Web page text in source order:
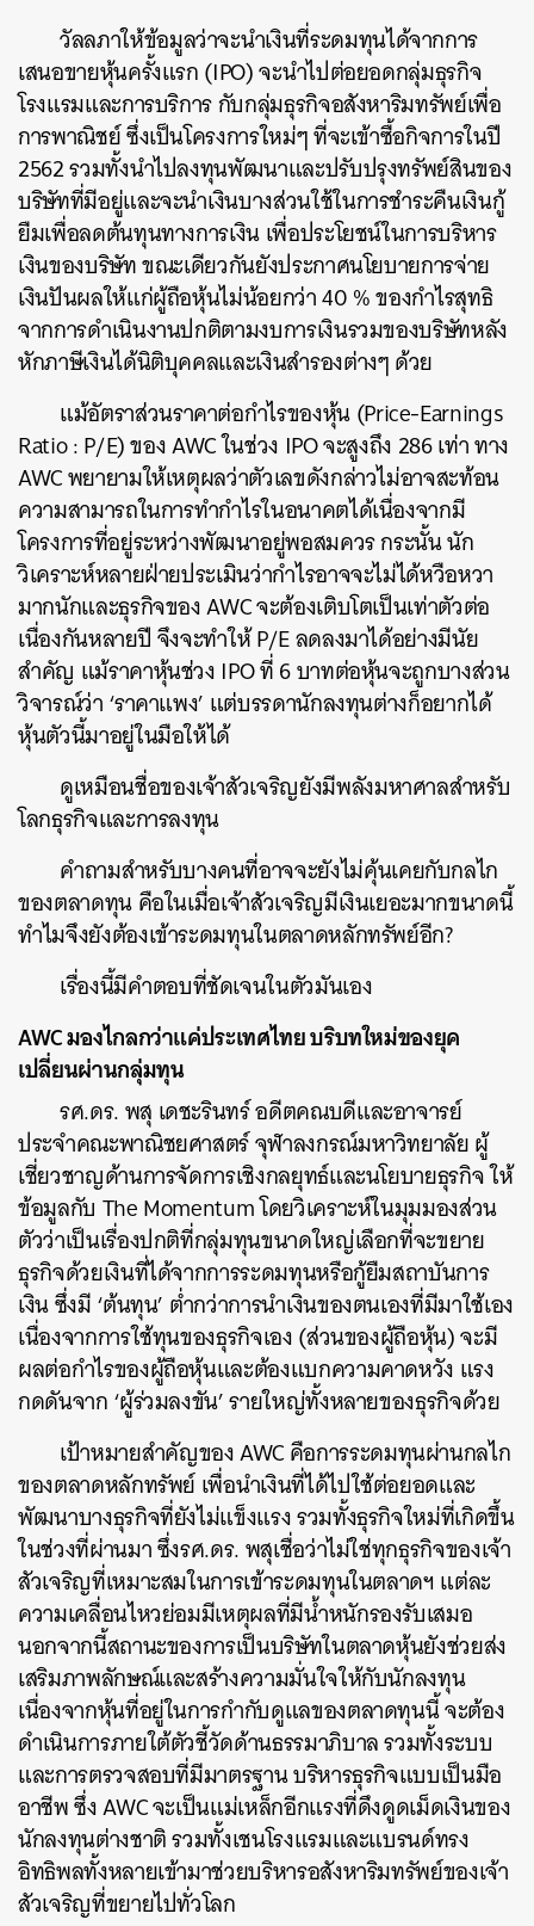
วัลลภาให้ข้อมูลว่าจะนำเงินที่ระดมทุนได้จากการ
เสนอขายหุ้นครั้งแรก (IPO) จะนำไปต่อยอดกลุ่มธุรกิจ
โรงแรมและการบริการ กับกลุ่มธุรกิจอสังหาริมทรัพย์เพื่อ
การพาณิชย์ ซึ่งเป็นโครงการใหม่ๆ ที่จะเข้าซื้อกิจการในปี
2562 รวมทั้งนำไปลงทุนพัฒนาและปรับปรุงทรัพย์สินของ
บริษัทที่มีอยู่และจะนำเงินบางส่วนใช้ในการชำระคืนเงินกู้
ยืมเพื่อลดต้นทุนทางการเงิน เพื่อประโยชน์ในการบริหาร
เงินของบริษัท ขณะเดียวกันยังประกาศนโยบายการจ่าย
เงินปันผลให้แก่ผู้ถือหุ้นไม่น้อยกว่า 40 % ของกำไรสุทธิ
จากการดำเนินงานปกติตามงบการเงินรวมของบริษัทหลัง
หักภาษีเงินได้นิติบุคคลและเงินสำรองต่างๆ ด้วย
แม้อัตราส่วนราคาต่อกำไรของหุ้น (Price-Earnings
Ratio : P/E) ของ AWC ในช่วง IPO จะสูงถึง 286 เท่า ทาง
AWC พยายามให้เหตุผลว่าตัวเลขดังกล่าวไม่อาจสะท้อน
ความสามารถในการทำกำไรในอนาคตได้เนื่องจากมี
โครงการที่อยู่ระหว่างพัฒนาอยู่พอสมควร กระนั้น นัก
วิเคราะห์หลายฝ่ายประเมินว่ากำไรอาจจะไม่ได้หวือหวา
มากนักและธุรกิจของ AWC จะต้องเติบโตเป็นเท่าตัวต่อ
เนื่องกันหลายปี จึงจะทำให้ P/E ลดลงมาได้อย่างมีนัย
สำคัญ แม้ราคาหุ้นช่วง IPO ที่ 6 บาทต่อหุ้นจะถูกบางส่วน
วิจารณ์ว่า ‘ราคาแพง’ แต่บรรดานักลงทุนต่างก็อยากได้
หุ้นตัวนี้มาอยู่ในมือให้ได้
ดูเหมือนชื่อของเจ้าสัวเจริญยังมีพลังมหาศาลสำหรับ
โลกธุรกิจและการลงทุน
คำถามสำหรับบางคนที่อาจจะยังไม่คุ้นเคยกับกลไก
ของตลาดทุน คือในเมื่อเจ้าสัวเจริญมีเงินเยอะมากขนาดนี้
ทำไมจึงยังต้องเข้าระดมทุนในตลาดหลักทรัพย์อีก?
เรื่องนี้มีคำตอบที่ชัดเจนในตัวมันเอง
AWC มองไกลกว่าแค่ประเทศไทย บริบทใหม่ของยุค
เปลี่ยนผ่านกลุ่มทุน
รศ.ดร. พสุ เดชะรินทร์ อดีตคณบดีและอาจารย์
ประจำคณะพาณิชยศาสตร์ จุฬาลงกรณ์มหาวิทยาลัย ผู้
เชี่ยวชาญด้านการจัดการเชิงกลยุทธ์และนโยบายธุรกิจ ให้
ข้อมูลกับ The Momentum โดยวิเคราะห์ในมุมมองส่วน
ตัวว่าเป็นเรื่องปกติที่กลุ่มทุนขนาดใหญ่เลือกที่จะขยาย
ธุรกิจด้วยเงินที่ได้จากการระดมทุนหรือกู้ยืมสถาบันการ
เงิน ซึ่งมี ‘ต้นทุน’ ต่ำกว่าการนำเงินของตนเองที่มีมาใช้เอง
เนื่องจากการใช้ทุนของธุรกิจเอง (ส่วนของผู้ถือหุ้น) จะมี
ผลต่อกำไรของผู้ถือหุ้นและต้องแบกความคาดหวัง แรง
กดดันจาก ‘ผู้ร่วมลงขัน’ รายใหญ่ทั้งหลายของธุรกิจด้วย
เป้าหมายสำคัญของ AWC คือการระดมทุนผ่านกลไก
ของตลาดหลักทรัพย์ เพื่อนำเงินที่ได้ไปใช้ต่อยอดและ
พัฒนาบางธุรกิจที่ยังไม่แข็งแรง รวมทั้งธุรกิจใหม่ที่เกิดขึ้น
ในช่วงที่ผ่านมา ซึ่งรศ.ดร. พสุเชื่อว่าไม่ใช่ทุกธุรกิจของเจ้า
สัวเจริญที่เหมาะสมในการเข้าระดมทุนในตลาดฯ แต่ละ
ความเคลื่อนไหวย่อมมีเหตุผลที่มีน้ำหนักรองรับเสมอ
นอกจากนี้สถานะของการเป็นบริษัทในตลาดหุ้นยังช่วยส่ง
เสริมภาพลักษณ์และสร้างความมั่นใจให้กับนักลงทุน
เนื่องจากหุ้นที่อยู่ในการกำกับดูแลของตลาดทุนนี้ จะต้อง
ดำเนินการภายใต้ตัวชี้วัดด้านธรรมาภิบาล รวมทั้งระบบ
และการตรวจสอบที่มีมาตรฐาน บริหารธุรกิจแบบเป็นมือ
อาชีพ ซึ่ง AWC จะเป็นแม่เหล็กอีกแรงที่ดึงดูดเม็ดเงินของ
นักลงทุนต่างชาติ รวมทั้งเชนโรงแรมและแบรนด์ทรง
อิทธิพลทั้งหลายเข้ามาช่วยบริหารอสังหาริมทรัพย์ของเจ้า
สัวเจริญที่ขยายไปทั่วโลก